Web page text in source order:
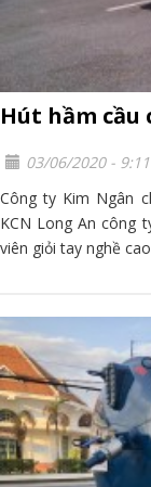
Hút hầm cầu
03/06/2020 -
Công ty Kim Ngân
KCN Long An công
viên giỏi tay nghề